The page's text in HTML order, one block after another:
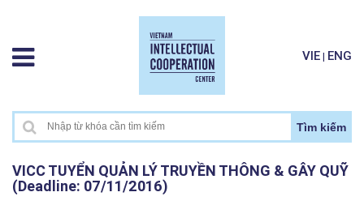
Tìm kiếm
VIE| ENG
VICC TUYỂN QUẢN LÝ TRUYỀN THÔNG & GÂY QUỸ
(Deadline: 07/11/2016)